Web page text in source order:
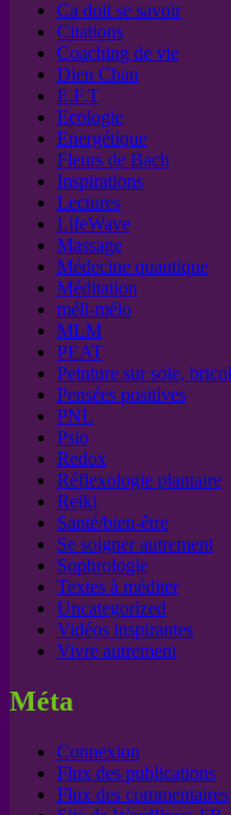
Ca doit se savoir
Citations
Coaching de vie
Dien Chan
E.F.T
Ecologie
Energétique
Fleurs de Bach
Inspirations
Lectures
LifeWave
Massage
Médecine quantique
Méditation
méli-mélo
MLM
PEAT
Peinture sur soie,
Pensées positives
PNL
Psio
Redox
Réflexologie plantaire
Reiki
Santé/bien-être
Se soigner autrement
Sophrologie
Textes à méditer
Uncategorized
Vidéos inspirantes
Vivre autrement
Méta
Connexion
Flux des publications
Flux des commentaires